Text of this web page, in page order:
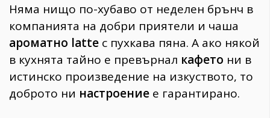
Gentlemen
382
Wellness
1817
Няма нищо по-хубаво от неделен брънч в
компанията на добри приятели и чаша
ароматно latte с пухкава пяна. А ако някой
в кухнята тайно е превърнал кафето ни в
истинско произведение на изкуството, то
доброто ни настроение е гарантирано.